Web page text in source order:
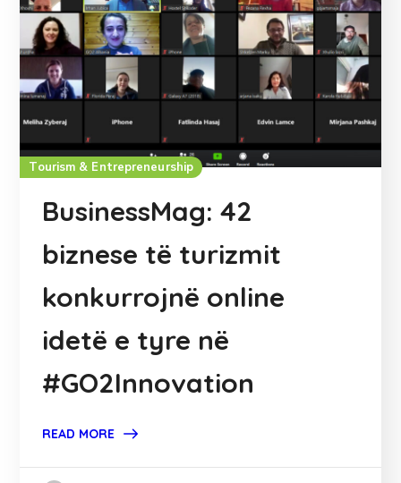
Tourism & Entrepreneurship
BusinessMag: 42
biznese të turizmit
konkurrojnë online
idetë e tyre në
#GO2Innovation
READ MORE